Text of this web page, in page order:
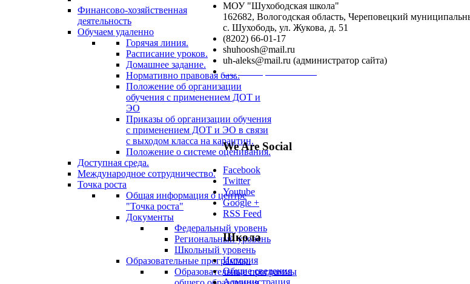
Финансово-хозяйственная
деятельность
Обучаем удаленно
Горячая линия.
Расписание уроков.
Домашнее задание.
Нормативно правовая база.
Положение об организации
обучения с применением ДОТ и
ЭО
Приказы об организации обучения
с применением ДОТ и ЭО в связи
с выходом класса на карантин.
Положение о системе оценивания.
Доступная среда.
Международное сотрудничество.
Точка роста
Общая информация о центре
"Точка роста"
Документы
Федеральный уровень
Региональный уровень
Школьный уровень
Образовательные программы.
Образовательные программы
МОУ "Шухободская школа"
162682, Вологодская область, Череповецкий
с. Шухободь, ул. Жукова, д. 51
(8202) 66-01-17
shuhoosh@mail.ru
uh-aleks@mail.ru (администратор сайта)
Форма обратной связи
We Are Social
Facebook
Twitter
Youtube
Google +
RSS Feed
Школа
История
Общие сведения